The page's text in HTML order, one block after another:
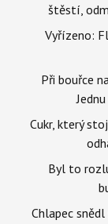
štěstí,
Vyřízeno:
Při bouřce
Cukr, který
Byl to
Chlapec